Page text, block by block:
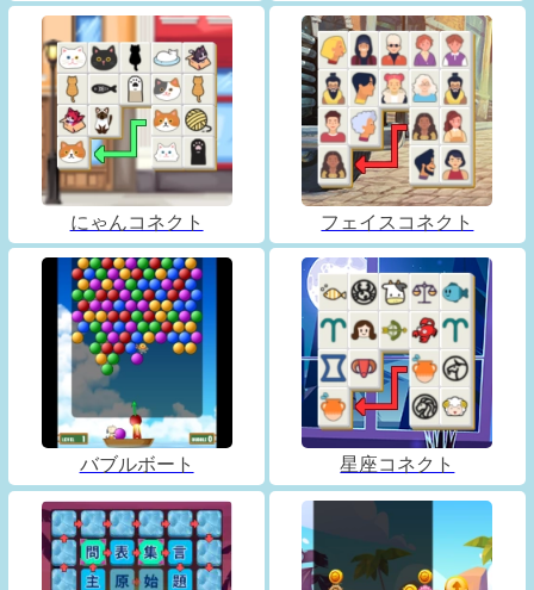
にゃんコネクト フェイスコネクト
バブルボート 星座コネクト